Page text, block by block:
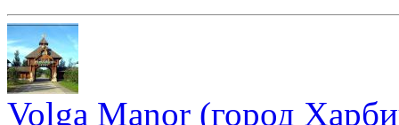
Volga Manor (город